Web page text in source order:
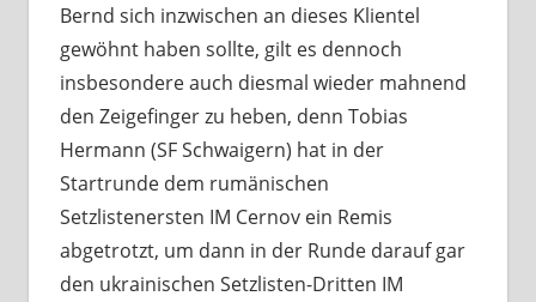
Bernd sich inzwischen an dieses Klientel
gewöhnt haben sollte, gilt es dennoch
insbesondere auch diesmal wieder mahnend
den Zeigefinger zu heben, denn Tobias
Hermann (SF Schwaigern) hat in der
Startrunde dem rumänischen
Setzlistenersten IM Cernov ein Remis
abgetrotzt, um dann in der Runde darauf gar
den ukrainischen Setzlisten-Dritten IM